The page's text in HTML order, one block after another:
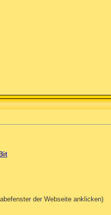
der Webseite anklicken)